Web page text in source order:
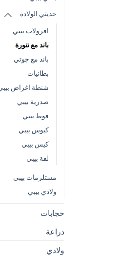
حديثي الولادة
افرولات بيبي
باند مع تنورة
باند مع جوتي
بطانيات
شنطة اغراض
صدرية بيبي
فوط بيبي
كبوس بيبي
كيس بيبي
لفة بيبي
مستلزمات بيبي
ولادي بيبي
حجابات
دراعة
ولادي